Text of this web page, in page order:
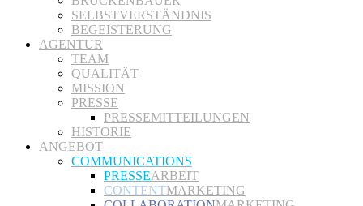
SELBSTVERSTÄNDNIS
BEGEISTERUNG
AGENTUR
TEAM
QUALITÄT
MISSION
PRESSE
PRESSEMITTEILUNGEN
HISTORIE
ANGEBOT
COMMUNICATIONS
PRESSEARBEIT
CONTENTMARKETING